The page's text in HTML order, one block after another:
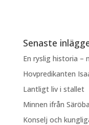
Senaste
En ryslig historia –
Hovpredikanten
Lantligt liv i stallet
Minnen ifrån
Konselj och